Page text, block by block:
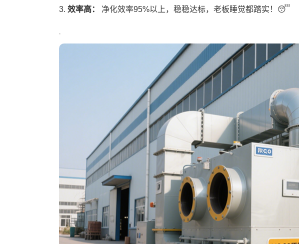
3. 效率高： 净化效率95%以上，稳稳达标，老板睡觉都踏实！😴